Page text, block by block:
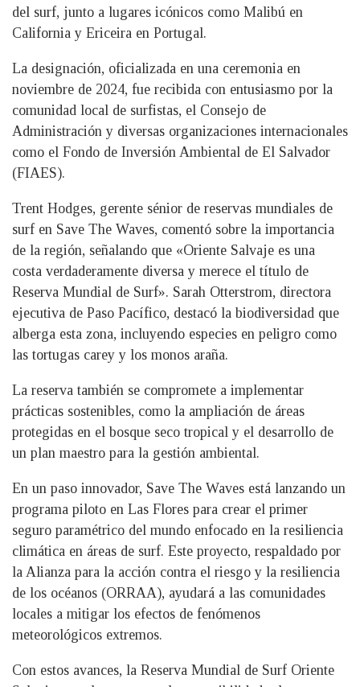
del surf, junto a lugares icónicos como Malibú en
California y Ericeira en Portugal.
La designación, oficializada en una ceremonia en
noviembre de 2024, fue recibida con entusiasmo por la
comunidad local de surfistas, el Consejo de
Administración y diversas organizaciones internacionales
como el Fondo de Inversión Ambiental de El Salvador
(FIAES).
Trent Hodges, gerente sénior de reservas mundiales de
surf en Save The Waves, comentó sobre la importancia
de la región, señalando que «Oriente Salvaje es una
costa verdaderamente diversa y merece el título de
Reserva Mundial de Surf». Sarah Otterstrom, directora
ejecutiva de Paso Pacífico, destacó la biodiversidad que
alberga esta zona, incluyendo especies en peligro como
las tortugas carey y los monos araña.
La reserva también se compromete a implementar
prácticas sostenibles, como la ampliación de áreas
protegidas en el bosque seco tropical y el desarrollo de
un plan maestro para la gestión ambiental.
En un paso innovador, Save The Waves está lanzando un
programa piloto en Las Flores para crear el primer
seguro paramétrico del mundo enfocado en la resiliencia
climática en áreas de surf. Este proyecto, respaldado por
la Alianza para la acción contra el riesgo y la resiliencia
de los océanos (ORRAA), ayudará a las comunidades
locales a mitigar los efectos de fenómenos
meteorológicos extremos.
Con estos avances, la Reserva Mundial de Surf Oriente